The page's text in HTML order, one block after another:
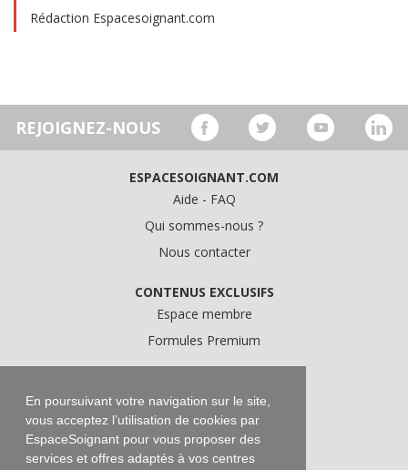
En poursuivant votre navigation sur le site,
vous acceptez l’utilisation de cookies par
EspaceSoignant pour vous proposer des
services et offres adaptés à vos centres
Rédaction Espacesoignant.com
REJOIGNEZ-NOUS
ESPACESOIGNANT.COM
Aide - FAQ
Qui sommes-nous ?
Nous contacter
CONTENUS EXCLUSIFS
Espace membre
Formules Premium
Conditions Générales d'Utilisation
Données personnelles
Conditions Générales de Vente